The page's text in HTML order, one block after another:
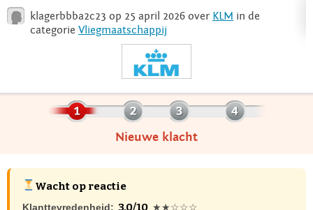
Login
klagerbbba2c23 op 25 april 2026 over KLM in de
categorie Vliegmaatschappij
Nieuwe klacht
Wacht op reactie
Klanttevredenheid: 3.0/10 ★★☆☆☆